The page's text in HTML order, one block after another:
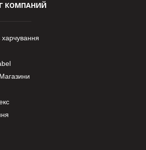
КОМПАНИЙ
харчування